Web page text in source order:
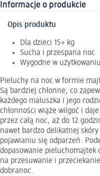
Informacje o produkcie
Opis produktu
Dla dzieci 15+ kg
Sucha i przespana noc
Wygodne w użytkowaniu
Pieluchy na noc w formie
Są bardziej chłonne, co
każdego maluszka i jego
chłonności wiąże wilgoć i
przez całą noc, aż do 12
nawet bardzo delikatnej
pojawianiu się odparzeń.
dopasowanie pieluchomajtek
na przesuwanie i
dobranoc.